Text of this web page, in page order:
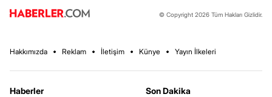
© Copyright 2026 Tüm Hakları Gizlidir.
Hakkımızda Reklam İletişim Künye Yayın İlkeleri
Haberler
Son Dakika